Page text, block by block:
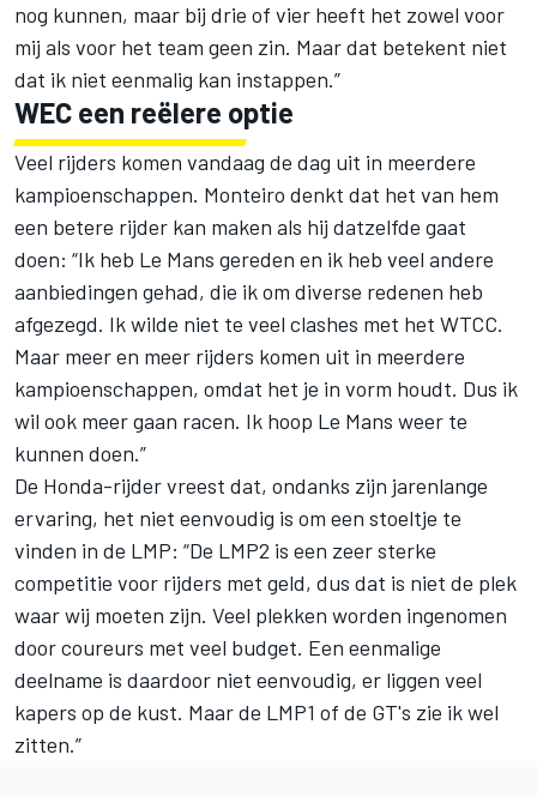
nog kunnen, maar bij drie of vier heeft het zowel voor
mij als voor het team geen zin. Maar dat betekent niet
dat ik niet eenmalig kan instappen.”
WEC een reëlere optie
Veel rijders komen vandaag de dag uit in meerdere
kampioenschappen. Monteiro denkt dat het van hem
een betere rijder kan maken als hij datzelfde gaat
doen: “Ik heb Le Mans gereden en ik heb veel andere
aanbiedingen gehad, die ik om diverse redenen heb
afgezegd. Ik wilde niet te veel clashes met het WTCC.
Maar meer en meer rijders komen uit in meerdere
kampioenschappen, omdat het je in vorm houdt. Dus ik
wil ook meer gaan racen. Ik hoop Le Mans weer te
kunnen doen.”
De Honda-rijder vreest dat, ondanks zijn jarenlange
ervaring, het niet eenvoudig is om een stoeltje te
vinden in de LMP: “De LMP2 is een zeer sterke
competitie voor rijders met geld, dus dat is niet de plek
waar wij moeten zijn. Veel plekken worden ingenomen
door coureurs met veel budget. Een eenmalige
deelname is daardoor niet eenvoudig, er liggen veel
kapers op de kust. Maar de LMP1 of de GT's zie ik wel
zitten.”